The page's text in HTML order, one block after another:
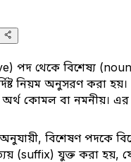
পদ থেকে বিশেষ্য
নিয়ম অনুসরণ করা
অর্থ কোমল বা নমনীয়।
বিশেষণ পদকে
(suffix) যুক্ত করা হয়,